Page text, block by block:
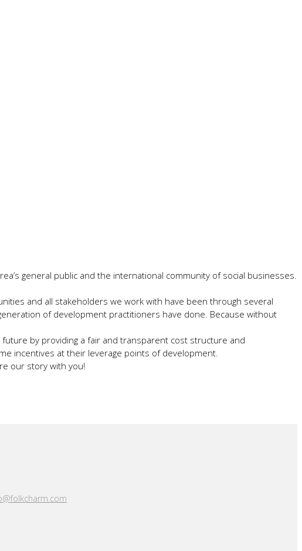
general public and the international community of social businesses.
and all stakeholders we work with have been through several
of development practitioners have done. Because without
by providing a fair and transparent cost structure and
incentives at their leverage points of development.
our story with you!